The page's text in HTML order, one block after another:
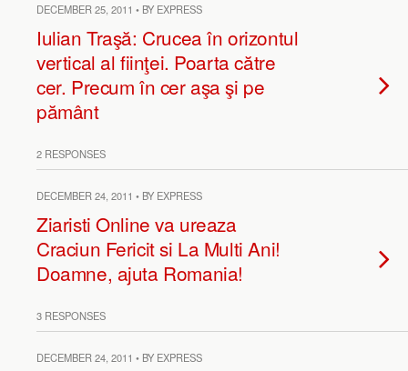
DECEMBER 25, 2011 • BY EXPRESS
Iulian Traşă: Crucea în orizontul
vertical al fiinţei. Poarta către
cer. Precum în cer aşa şi pe
pământ
2 RESPONSES
DECEMBER 24, 2011 • BY EXPRESS
Ziaristi Online va ureaza
Craciun Fericit si La Multi Ani!
Doamne, ajuta Romania!
3 RESPONSES
DECEMBER 24, 2011 • BY EXPRESS